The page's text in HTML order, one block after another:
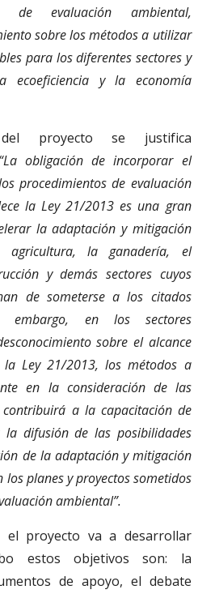
de evaluación ambiental,
sobre los métodos a utilizar
para los diferentes sectores y
ecoeficiencia y la economía
proyecto se justifica
“La obligación de incorporar el
procedimientos de evaluación
la Ley 21/2013 es una gran
la adaptación y mitigación
la ganadería, el
y demás sectores cuyos
de someterse a los citados
embargo, en los sectores
sobre el alcance
la Ley 21/2013, los métodos a
en la consideración de las
a la capacitación de
difusión de las posibilidades
de la adaptación y mitigación
planes y proyectos sometidos
ambiental”.
el proyecto va a desarrollar
estos objetivos son: la
de apoyo, el debate